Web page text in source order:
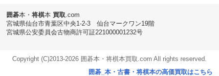
囲碁本・将棋本 買取 .com
宮城県仙台市青葉区中央1-2-3 仙台マークワン19階
宮城県公安委員会古物商許可証221000001232号
Copyright (C)2013-2026 囲碁本・将棋本買取.com All rights reserved.
囲碁_本・古書・将棋本の高価買取はこちら